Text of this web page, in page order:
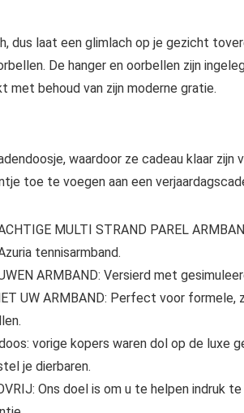
dus laat een glimlach op je gezicht
De hanger en oorbellen zijn
met behoud van zijn moderne gratie.
waardoor ze cadeau klaar
toe te voegen aan een
MULTI STRAND PAREL
tennisarmband.
ARMBAND: Versierd met
UW ARMBAND: Perfect voor
vorige kopers waren dol op de
je dierbaren.
Ons doel is om u te helpen